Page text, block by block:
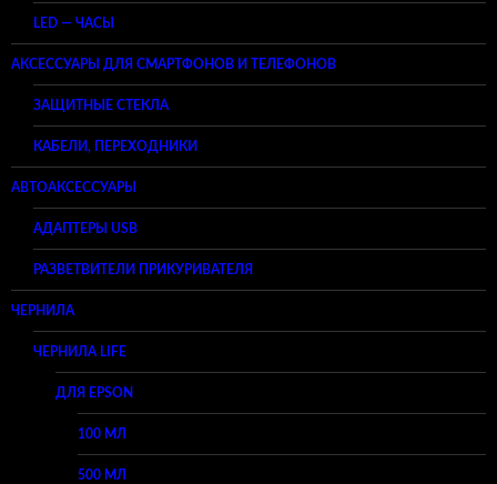
LED — ЧАСЫ
АКСЕССУАРЫ ДЛЯ СМАРТФОНОВ И ТЕЛЕФОНОВ
ЗАЩИТНЫЕ СТЕКЛА
КАБЕЛИ, ПЕРЕХОДНИКИ
АВТОАКСЕССУАРЫ
АДАПТЕРЫ USB
РАЗВЕТВИТЕЛИ ПРИКУРИВАТЕЛЯ
ЧЕРНИЛА
ЧЕРНИЛА LIFE
ДЛЯ EPSON
100 МЛ
500 МЛ